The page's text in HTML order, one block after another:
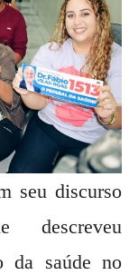
seu discurso
descreveu
da saúde no